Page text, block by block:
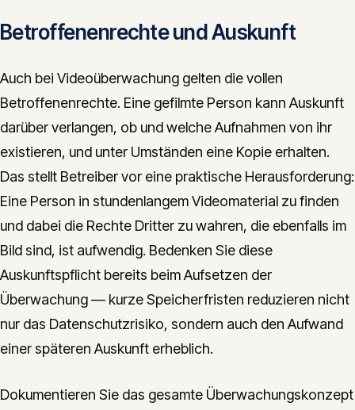
Betroffenenrechte und Auskunft
Auch bei Videoüberwachung gelten die vollen
Betroffenenrechte. Eine gefilmte Person kann Auskunft
darüber verlangen, ob und welche Aufnahmen von ihr
existieren, und unter Umständen eine Kopie erhalten.
Das stellt Betreiber vor eine praktische Herausforderung:
Eine Person in stundenlangem Videomaterial zu finden
und dabei die Rechte Dritter zu wahren, die ebenfalls im
Bild sind, ist aufwendig. Bedenken Sie diese
Auskunftspflicht bereits beim Aufsetzen der
Überwachung — kurze Speicherfristen reduzieren nicht
nur das Datenschutzrisiko, sondern auch den Aufwand
einer späteren Auskunft erheblich.
Dokumentieren Sie das gesamte Überwachungskonzept